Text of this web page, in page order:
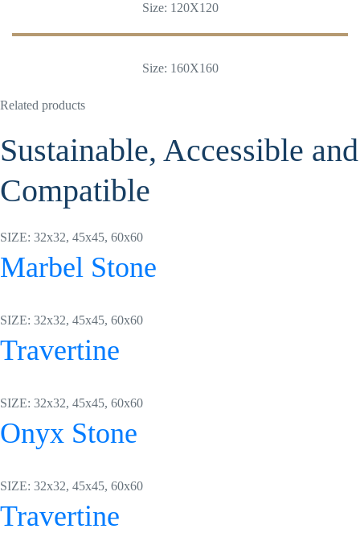
Size: 120X120
Size: 160X160
Related products
Sustainable, Accessible and
Compatible
SIZE: 32x32, 45x45, 60x60
Marbel Stone
SIZE: 32x32, 45x45, 60x60
Travertine
SIZE: 32x32, 45x45, 60x60
Onyx Stone
SIZE: 32x32, 45x45, 60x60
Travertine